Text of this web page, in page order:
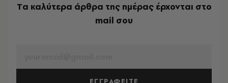
Tα καλύτερα άρθρα της ημέρας έρχονται στο
mail σου
ΕΓΓΡΑΦΕΙΤΕ